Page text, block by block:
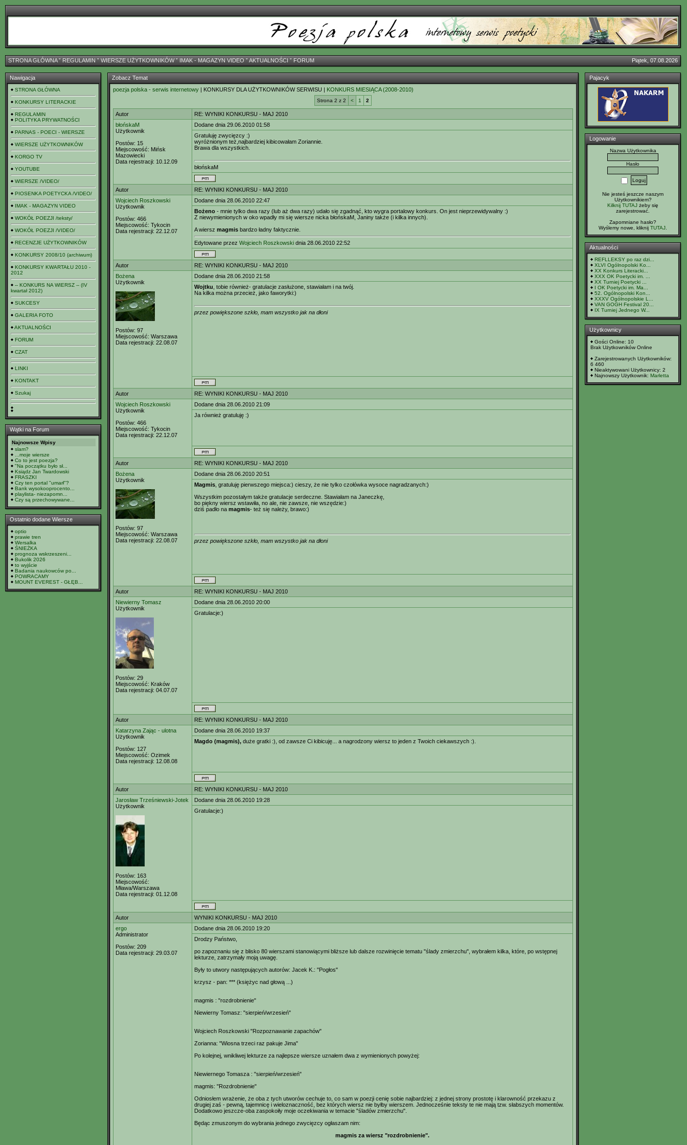
STRONA GŁÓWNAˇ REGULAMIN ˇ WIERSZE UŻYTKOWNIKÓWˇ IMAK - MAGAZYN VIDEO ˇAKTUALNOŚCI ˇ FORUM Piątek, 07.08.2026
Nawigacja
STRONA GŁÓWNA
KONKURSY LITERACKIE
REGULAMIN
POLITYKA PRYWATNOŚCI
PARNAS - POECI - WIERSZE
WIERSZE UŻYTKOWNIKÓW
KORGO TV
YOUTUBE
WIERSZE /VIDEO/
PIOSENKA POETYCKA /VIDEO/
IMAK - MAGAZYN VIDEO
WOKÓŁ POEZJI /teksty/
WOKÓŁ POEZJI /VIDEO/
RECENZJE UŻYTKOWNIKÓW
KONKURSY 2008/10 (archiwum)
KONKURSY KWARTAŁU 2010 -
2012
-- KONKURS NA WIERSZ -- (IV
kwartał 2012)
SUKCESY
GALERIA FOTO
AKTUALNOŚCI
FORUM
CZAT
LINKI
KONTAKT
Szukaj
Wątki na Forum
Najnowsze Wpisy
slam?
...moje wiersze
Co to jest poezja?
"Na początku było sł...
Ksiądz Jan Twardowski
FRASZKI
Czy ten portal "umarł"?
Bank wysokooprocento...
playlista- niezapomn...
Czy są przechowywane...
Ostatnio dodane Wiersze
optio
prawie tren
Wersalka
ŚNIEŻKA
prognoza wskrzeszeni...
Bukolik 2026
to wyjście
Badania naukowców po...
POWRACAMY
MOUNT EVEREST - GŁĘB...
Zobacz Temat
poezja polska - serwis internetowy | KONKURSY DLA UŻYTKOWNIKÓW SERWISU | KONKURS MIESIĄCA (2008-2010)
Strona 2 z 2 < 1 2
Autor
RE: WYNIKI KONKURSU - MAJ 2010
błońskaM
Użytkownik
Postów: 15
Miejscowość: Mińsk
Mazowiecki
Data rejestracji: 10.12.09
Dodane dnia 29.06.2010 01:58
Gratuluję zwycięzcy :)
wyróżnionym też,najbardziej kibicowałam Zoriannie.
Brawa dla wszystkich.
błońskaM
Autor
RE: WYNIKI KONKURSU - MAJ 2010
Wojciech Roszkowski
Użytkownik
Postów: 466
Miejscowość: Tykocin
Data rejestracji: 22.12.07
Dodane dnia 28.06.2010 22:47
Bożeno - mnie tylko dwa razy (lub aż dwa razy) udało się zgadnąć, kto wygra portalowy konkurs. On jest nieprzewidywalny :)
Z niewymienionych w oko wpadły mi się wiersze nicka błońskaM, Janiny także (i kilka innych).
A wiersz magmis bardzo ładny faktycznie.
Edytowane przez Wojciech Roszkowski dnia 28.06.2010 22:52
Autor
RE: WYNIKI KONKURSU - MAJ 2010
Bożena
Użytkownik
Postów: 97
Miejscowość: Warszawa
Data rejestracji: 22.08.07
Dodane dnia 28.06.2010 21:58
Wojtku , tobie również- gratulacje zasłużone, stawiałam i na twój.
Na kilka można przecież, jako faworytki:)
przez powiększone szkło, mam wszystko jak na dłoni
Autor
RE: WYNIKI KONKURSU - MAJ 2010
Wojciech Roszkowski
Użytkownik
Postów: 466
Miejscowość: Tykocin
Data rejestracji: 22.12.07
Dodane dnia 28.06.2010 21:09
Ja również gratuluję :)
Autor
RE: WYNIKI KONKURSU - MAJ 2010
Bożena
Użytkownik
Postów: 97
Miejscowość: Warszawa
Data rejestracji: 22.08.07
Dodane dnia 28.06.2010 20:51
Magmis , gratuluję pierwszego miejsca:) cieszy, że nie tylko czołówka wysoce nagradzanych:)
Wszystkim pozostałym także gratulacje serdeczne. Stawiałam na Janeczkę,
bo piękny wiersz wstawiła, no ale, nie zawsze, nie wszędzie:)
dziś padło na magmis- też się należy, brawo:)
przez powiększone szkło, mam wszystko jak na dłoni
Autor
RE: WYNIKI KONKURSU - MAJ 2010
Niewierny Tomasz
Użytkownik
Postów: 29
Miejscowość: Kraków
Data rejestracji: 04.07.07
Dodane dnia 28.06.2010 20:00
Gratulacje:)
Autor
RE: WYNIKI KONKURSU - MAJ 2010
Katarzyna Zając - ulotna
Użytkownik
Postów: 127
Miejscowość: Ozimek
Data rejestracji: 12.08.08
Dodane dnia 28.06.2010 19:37
Magdo (magmis), duże gratki :), od zawsze Ci kibicuję... a nagrodzony wiersz to jeden z Twoich ciekawszych :).
Autor
RE: WYNIKI KONKURSU - MAJ 2010
Jarosław Trześniewski-Jotek
Użytkownik
Postów: 163
Miejscowość:
Mława/Warszawa
Data rejestracji: 01.12.08
Dodane dnia 28.06.2010 19:28
Gratulacje:)
Autor
WYNIKI KONKURSU - MAJ 2010
ergo
Administrator
Postów: 209
Data rejestracji: 29.03.07
Dodane dnia 28.06.2010 19:20
Drodzy Państwo,
po zapoznaniu się z blisko 80 wierszami stanowiącymi bliższe lub dalsze rozwinięcie tematu "ślady zmierzchu", wybrałem kilka, które, po wstępnej
lekturze, zatrzymały moją uwagę.
Były to utwory następujących autorów: Jacek K.: "Pogłos"
krzysz - pan: *** (księżyc nad głową ...)
magmis : "rozdrobnienie"
Niewierny Tomasz: "sierpień/wrzesień"
Wojciech Roszkowski "Rozpoznawanie zapachów"
Zorianna: "Wiosna trzeci raz pakuje Jima"
Po kolejnej, wnikliwej lekturze za najlepsze wiersze uznałem dwa z wymienionych powyżej:
Niewiernego Tomasza : "sierpień/wrzesień"
magmis: "Rozdrobnienie"
Odniosłem wrażenie, że oba z tych utworów cechuje to, co sam w poezji cenię sobie najbardziej: z jednej strony prostotę i klarowność przekazu z
drugiej zaś - pewną, tajemnicę i wieloznaczność, bez których wiersz nie byłby wierszem. Jednocześnie teksty te nie mają tzw. słabszych momentów.
Dodatkowo jeszcze-oba zaspokoiły moje oczekiwania w temacie "śladów zmierzchu".
Będąc zmuszonym do wybrania jednego zwycięzcy ogłaszam nim:
magmis za wiersz "rozdrobnienie".
Pajacyk
Logowanie
Nazwa Użytkownika
Hasło
Nie jesteś jeszcze naszym
Użytkownikiem?
Kilknij TUTAJ żeby się
zarejestrować.
Zapomniane hasło?
Wyślemy nowe, kliknij TUTAJ
Aktualności
REFLLEKSY po raz dzi...
XLVI Ogólnopolski Ko...
XX Konkurs Literacki...
XXX OK Poetycki im. ...
XX Turniej Poetycki ...
I OK Poetycki im. Ma...
52. Ogólnopolski Kon...
XXXV Ogólnopolskie L...
VAN GOGH Festival 20...
IX Turniej Jednego W...
Użytkownicy
Gości Online: 10
Brak Użytkowników Online
Zarejestrowanych Użytkowników:
6 460
Nieaktywowani Użytkownicy: 2
Najnowszy Użytkownik: Marletta